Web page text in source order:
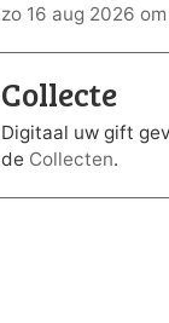
zo 16 aug 2026
Collecte
Digitaal uw gift
de Collecten.